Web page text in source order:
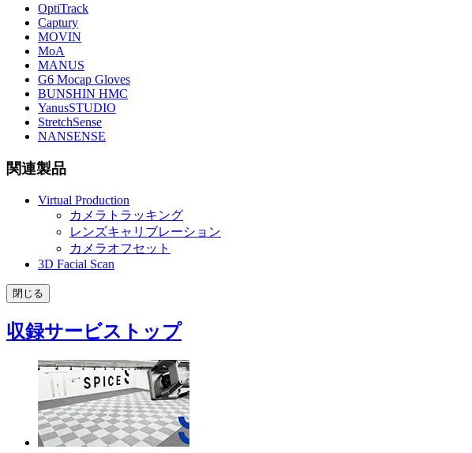
OptiTrack
Captury
MOVIN
MoA
MANUS
G6 Mocap Gloves
BUNSHIN HMC
YanusSTUDIO
StretchSense
NANSENSE
関連製品
Virtual Production
カメラトラッキング
レンズキャリブレーション
カメラオフセット
3D Facial Scan
閉じる
収録サービストップ